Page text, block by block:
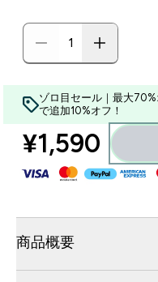
ゾロ目セール｜最大
で追加10%オフ！
¥1,590‎
商品概要